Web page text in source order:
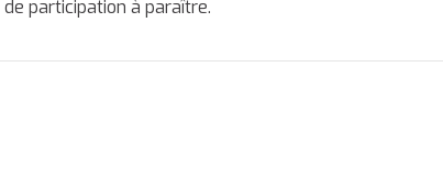
participation à paraître.